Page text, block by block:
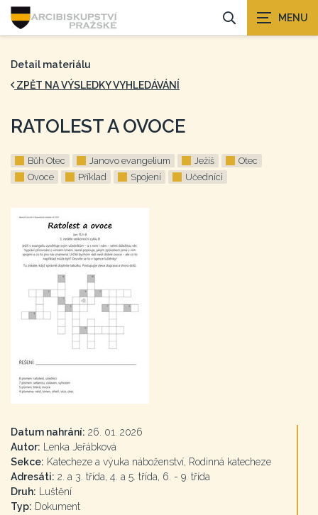
Detail materiálu
ZPĚT NA VÝSLEDKY VYHLEDÁVÁNÍ
RATOLEST A OVOCE
Bůh Otec Janovo evangelium Ježíš
Otec
Ovoce
Příklad Spojení Učedníci
Datum nahrání: 26. 01. 2026
Autor: Lenka Jeřábková
Sekce: Katecheze a výuka náboženství, Rodinná katecheze
Adresáti: 2. a 3. třída, 4. a 5. třída, 6. - 9. třída
Druh: Luštění
Typ: Dokument